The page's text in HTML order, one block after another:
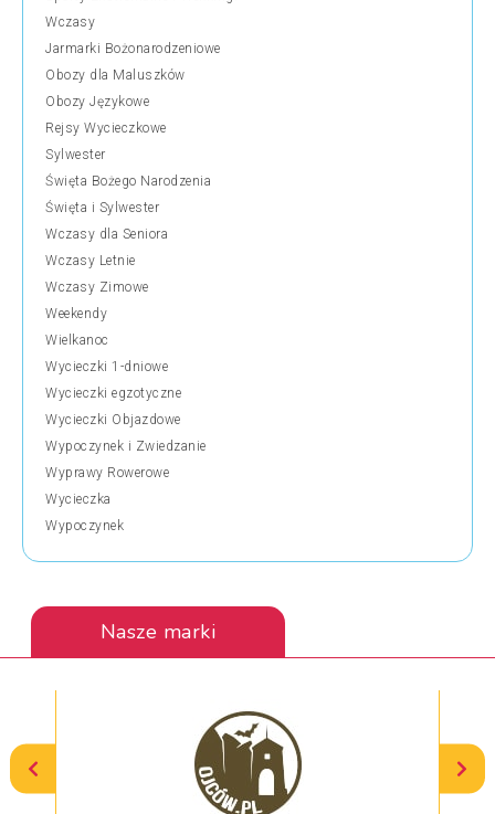
Wczasy
Jarmarki Bożonarodzeniowe
Obozy dla Maluszków
Obozy Językowe
Rejsy Wycieczkowe
Sylwester
Święta Bożego Narodzenia
Święta i Sylwester
Wczasy dla Seniora
Wczasy Letnie
Wczasy Zimowe
Weekendy
Wielkanoc
Wycieczki 1-dniowe
Wycieczki egzotyczne
Wycieczki Objazdowe
Wypoczynek i Zwiedzanie
Wyprawy Rowerowe
Wycieczka
Wypoczynek
Nasze marki